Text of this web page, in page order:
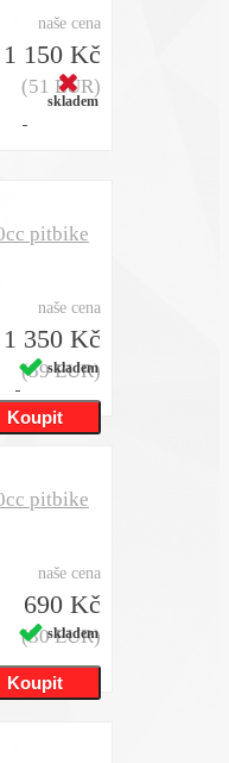
naše cena
1 150 Kč
(51 EUR)
skladem
pitbike
naše cena
1 350 Kč
(59 EUR)
skladem
pitbike
naše cena
690 Kč
(30 EUR)
skladem